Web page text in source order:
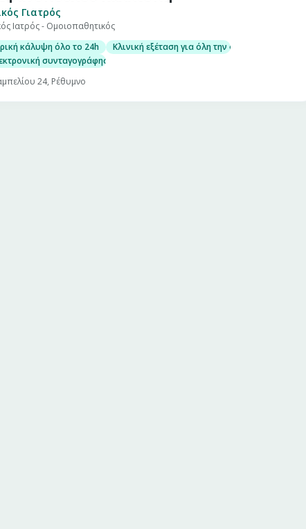
Γιατρός
Ιατρός - Ομοιοπαθητικός
κάλυψη όλο το 24h
Κλινική εξέταση για όλη την οικογένεια
συνταγογράφηση/Έκδοση παραπεμπτικών για εργαστηριακές
24, Ρέθυμνο